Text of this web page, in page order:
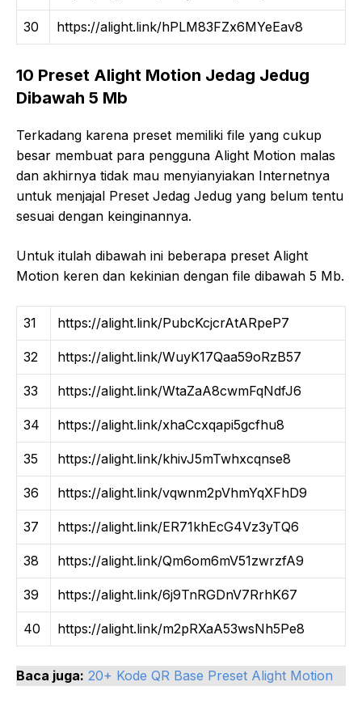
30 https://alight.link/hPLM83FZx6MYeEav8
10 Preset Alight Motion Jedag Jedug
Dibawah 5 Mb
Terkadang karena preset memiliki file yang cukup
besar membuat para pengguna Alight Motion malas
dan akhirnya tidak mau menyianyiakan Internetnya
untuk menjajal Preset Jedag Jedug yang belum tentu
sesuai dengan keinginannya.
Untuk itulah dibawah ini beberapa preset Alight
Motion keren dan kekinian dengan file dibawah 5 Mb.
31 https://alight.link/PubcKcjcrAtARpeP7
32 https://alight.link/WuyK17Qaa59oRzB57
33 https://alight.link/WtaZaA8cwmFqNdfJ6
34 https://alight.link/xhaCcxqapi5gcfhu8
35 https://alight.link/khivJ5mTwhxcqnse8
36 https://alight.link/vqwnm2pVhmYqXFhD9
37 https://alight.link/ER71khEcG4Vz3yTQ6
38 https://alight.link/Qm6om6mV51zwrzfA9
39 https://alight.link/6j9TnRGDnV7RrhK67
40 https://alight.link/m2pRXaA53wsNh5Pe8
Baca juga: 20+ Kode QR Base Preset Alight Motion